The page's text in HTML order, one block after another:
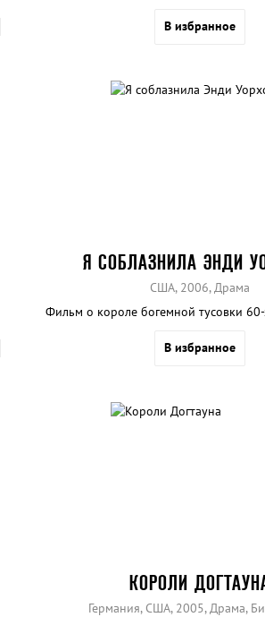
В избранное
Я СОБЛАЗНИЛА ЭНДИ
США, 2006, Драма
Фильм о короле богемной тусовки
В избранное
КОРОЛИ
Германия, США, 2005, Драма,